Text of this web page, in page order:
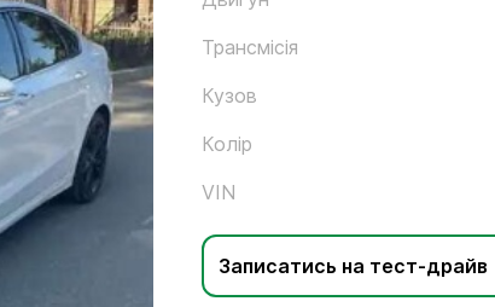
Трансмісія
Кузов
Колір
VIN
Записатись на тест-драйв